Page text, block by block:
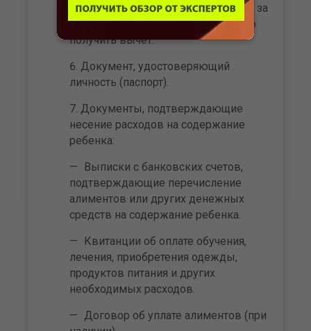
Справка 2-НДФЛ с места работы за
тот период, за который необходимо
получить вычет.
Документ, удостоверяющий
личность (паспорт).
Документы, подтверждающие
несение расходов на содержание
ребенка:
Выписки с банковских счетов,
подтверждающие перечисление
алиментов или других денежных
средств на содержание ребенка.
Квитанции об оплате обучения,
лечения, приобретения одежды,
продуктов питания и других
необходимых расходов.
Договор об уплате алиментов (при